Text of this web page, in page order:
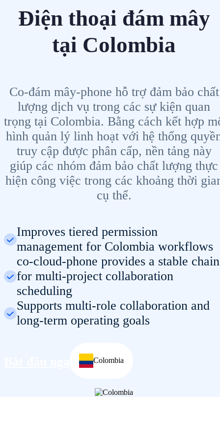
Điện thoại đám mây
tại Colombia
Co-đám mây-phone hỗ trợ đảm bảo chất
lượng dịch vụ trong các sự kiện quan
trọng tại Colombia. Bằng cách kết hợp
hình quản lý linh hoạt với hệ thống
truy cập được phân cấp, nền tảng này
giúp các nhóm đảm bảo chất lượng thực
hiện công việc trong các khoảng thời
cụ thể.
Improves tiered permission
management for Colombia workflows
co-cloud-phone provides a stable chain
for multi-project collaboration
scheduling
Supports multi-role collaboration and
long-term operating goals
Bắt đầu ngay Colombia